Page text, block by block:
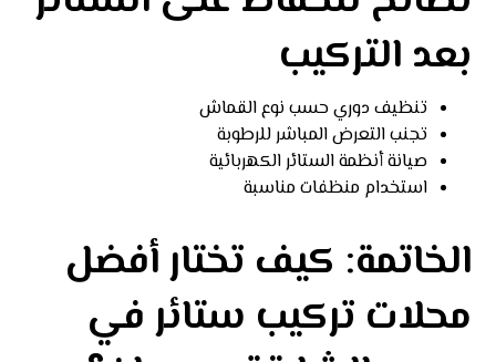
بعد التركيب
تنظيف دوري حسب نوع القماش
تجنب التعرض المباشر للرطوبة
صيانة أنظمة الستائر الكهربائية
استخدام منظفات مناسبة
الخاتمة: كيف تختار أفضل
محلات تركيب ستائر في